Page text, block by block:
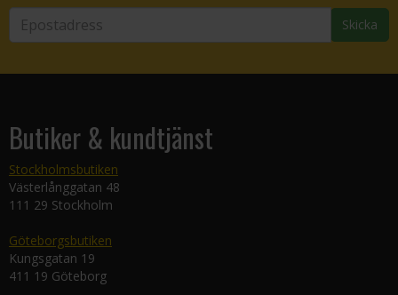
Skicka
Butiker & kundtjänst
Stockholmsbutiken
Västerlånggatan 48
111 29 Stockholm
Göteborgsbutiken
Kungsgatan 19
411 19 Göteborg